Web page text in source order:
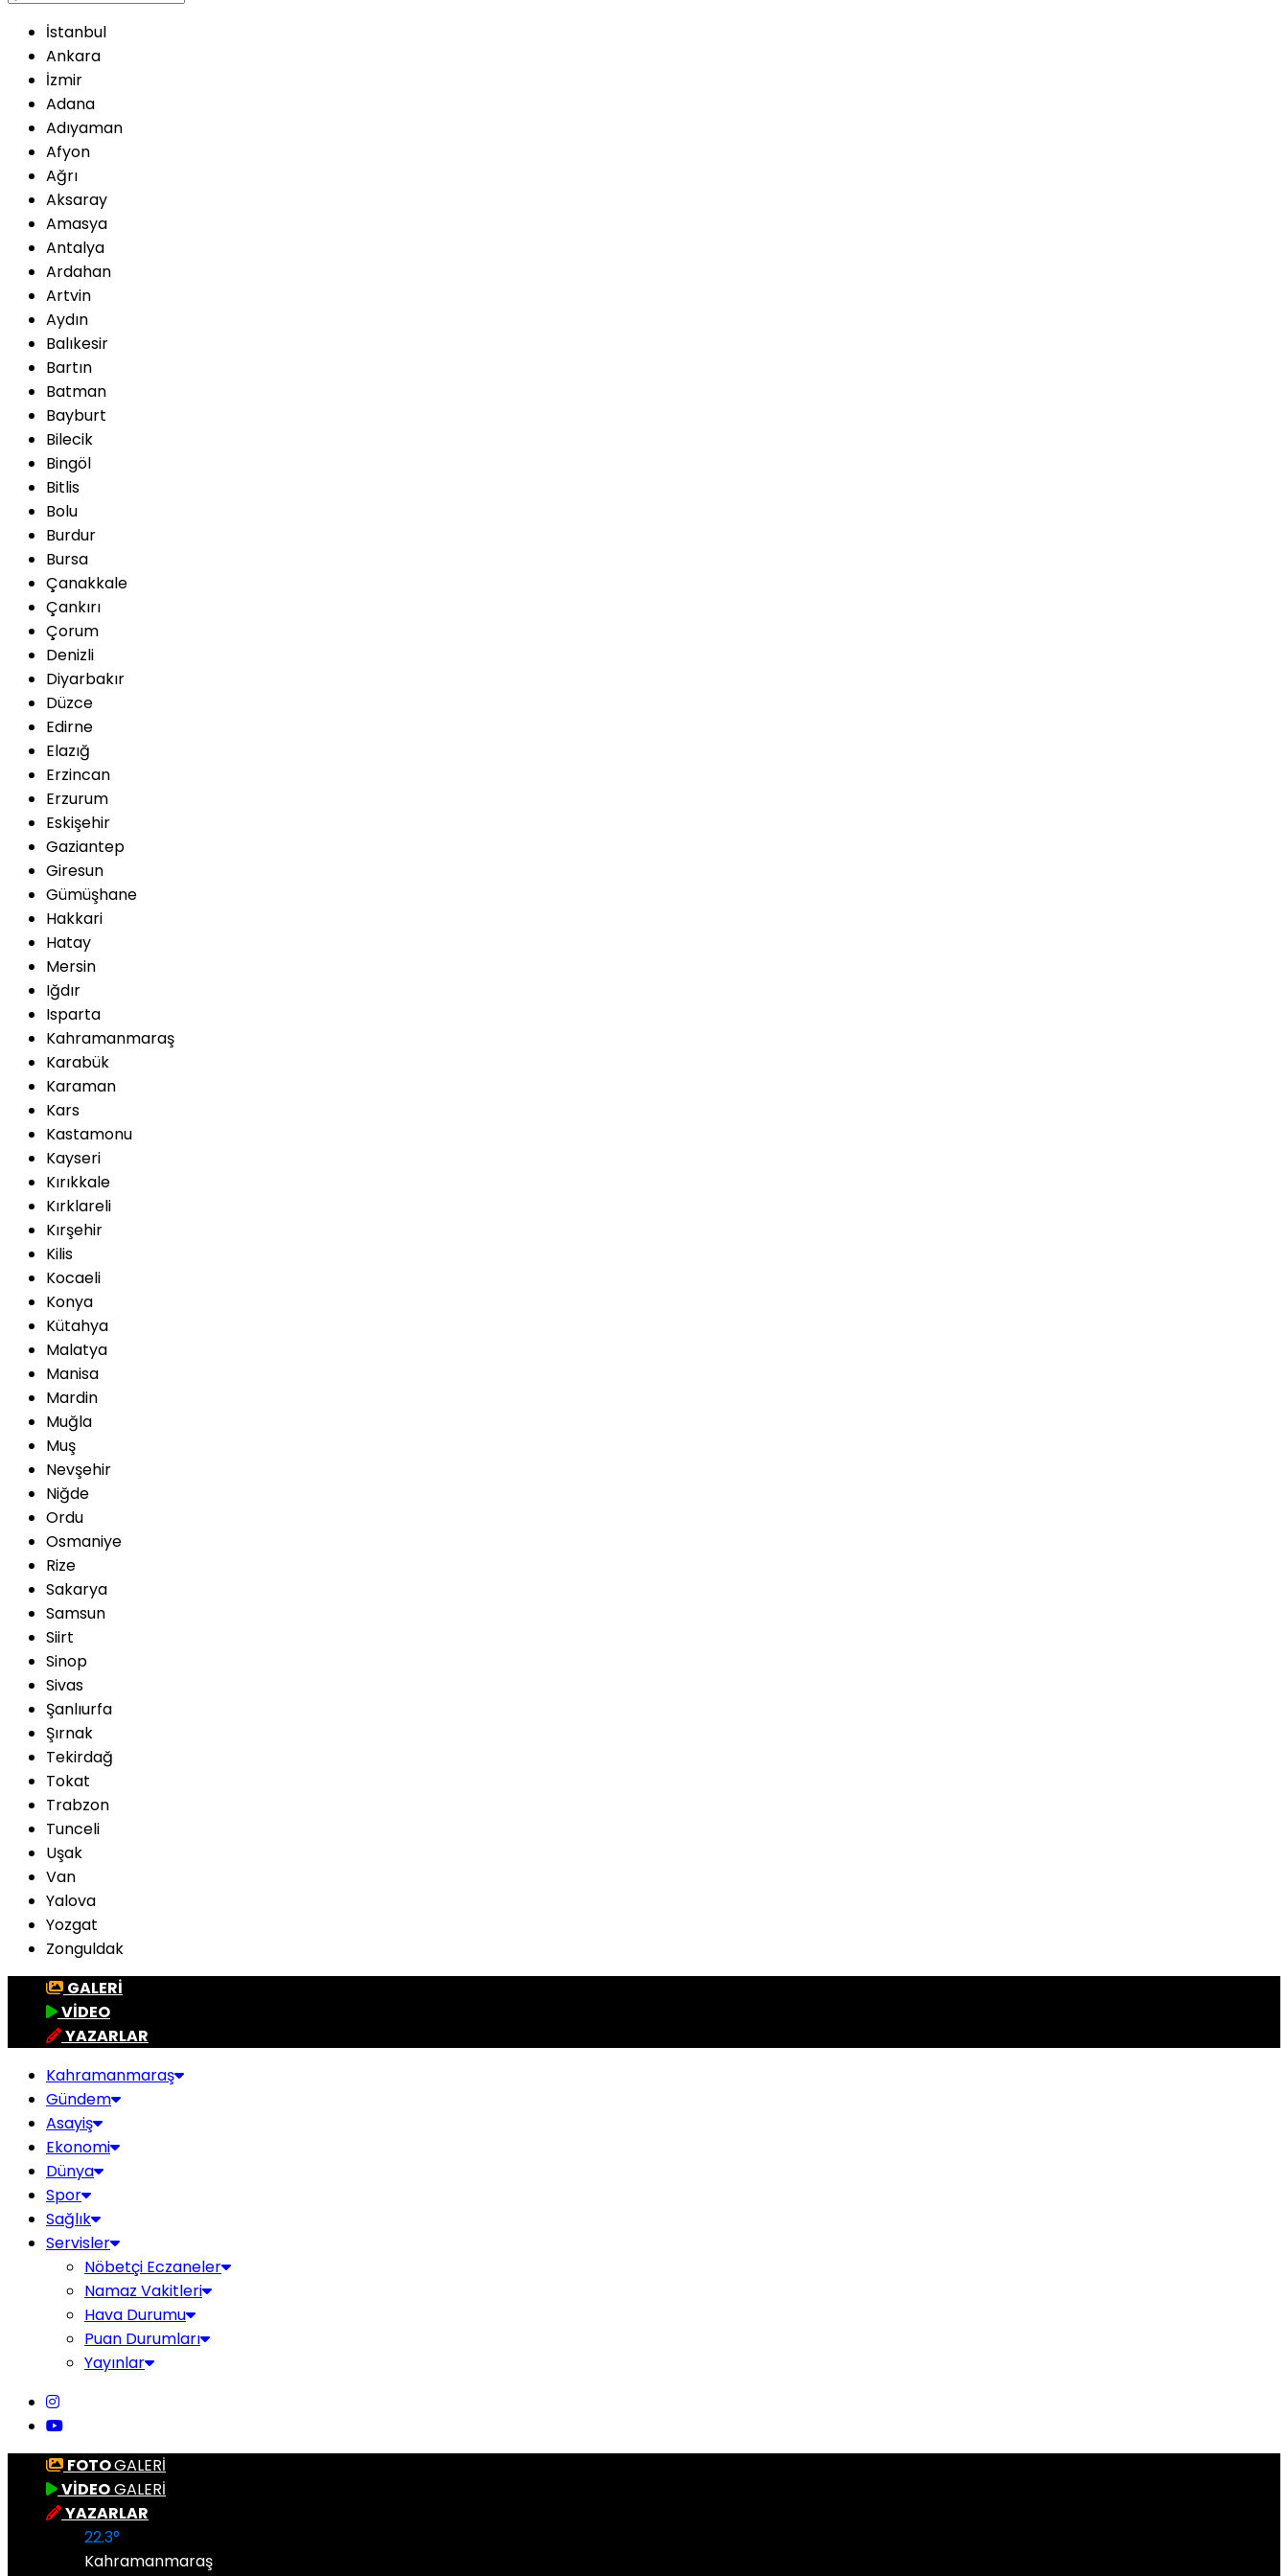
İstanbul
Ankara
İzmir
Adana
Adıyaman
Afyon
Ağrı
Aksaray
Amasya
Antalya
Ardahan
Artvin
Aydın
Balıkesir
Bartın
Batman
Bayburt
Bilecik
Bingöl
Bitlis
Bolu
Burdur
Bursa
Çanakkale
Çankırı
Çorum
Denizli
Diyarbakır
Düzce
Edirne
Elazığ
Erzincan
Erzurum
Eskişehir
Gaziantep
Giresun
Gümüşhane
Hakkari
Hatay
Mersin
Iğdır
Isparta
Kahramanmaraş
Karabük
Karaman
Kars
Kastamonu
Kayseri
Kırıkkale
Kırklareli
Kırşehir
Kilis
Kocaeli
Konya
Kütahya
Malatya
Manisa
Mardin
Muğla
Muş
Nevşehir
Niğde
Ordu
Osmaniye
Rize
Sakarya
Samsun
Siirt
Sinop
Sivas
Şanlıurfa
Şırnak
Tekirdağ
Tokat
Trabzon
Tunceli
Uşak
Van
Yalova
Yozgat
Zonguldak
GALERİ
VİDEO
YAZARLAR
Kahramanmaraş
Gündem
Asayiş
Ekonomi
Dünya
Spor
Sağlık
Servisler
Nöbetçi Eczaneler
Namaz Vakitleri
Hava Durumu
Puan Durumları
Yayınlar
FOTOGALERİ
VİDEOGALERİ
YAZARLAR
22.3°
Kahramanmaraş